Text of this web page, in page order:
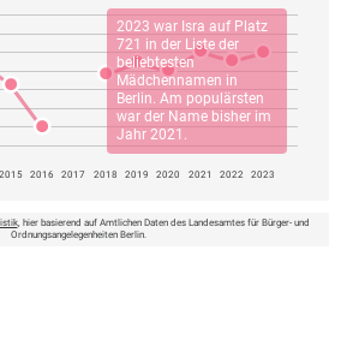
2023 war Isra auf Platz
721 in der Liste der
beliebtesten
Mädchennamen in
Berlin. Am populärsten
war der Name bisher im
Jahr 2021.
2015 2016 2017 2018 2019 2020 2021 2022 2023
, hier basierend auf Amtlichen Daten des Landesamtes für Bürger- und
Ordnungsangelegenheiten Berlin.